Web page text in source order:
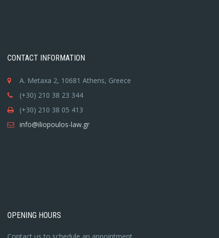
CONTACT INFORMATION
A. Metaxa 2, 10681 Athens, Greece
(+30) 210 38 23 344
(+30) 210 38 05 413
info@iliopoulos-law.gr
OPENING HOURS